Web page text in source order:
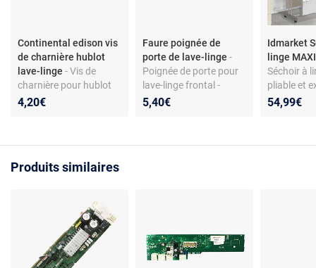
Continental edison vis
de charnière hublot
lave-linge - Vis de
charnière pour hublot
de lave-linge - Acier
4,20€
Faure poignée de
porte de lave-linge-
Poignée de porte pour
lave-linge frontal -
compatible
5,40€
Idmarket
linge
Séchoir à
pliable et
niveaux
54,99€
Produits similaires